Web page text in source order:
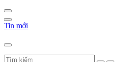
Tin mới